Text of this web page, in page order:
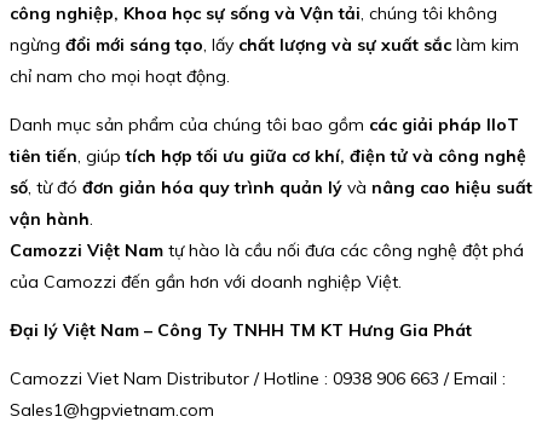
công nghiệp, Khoa học sự sống và Vận tải, chúng tôi không
ngừng đổi mới sáng tạo, lấy chất lượng và sự xuất sắc làm kim
chỉ nam cho mọi hoạt động.
Danh mục sản phẩm của chúng tôi bao gồm các giải pháp IIoT
tiên tiến, giúptích hợp tối ưu giữa cơ khí, điện tử và công nghệ
số, từ đó đơn giản hóa quy trình quản lý và nâng cao hiệu suất
vận hành.
Camozzi Việt Nam tự hào là cầu nối đưa các công nghệ đột phá
của Camozzi đến gần hơn với doanh nghiệp Việt.
Đại lý Việt Nam – Công Ty TNHH TM KT Hưng Gia Phát
Camozzi Viet Nam Distributor / Hotline : 0938 906 663 / Email :
Sales1@hgpvietnam.com